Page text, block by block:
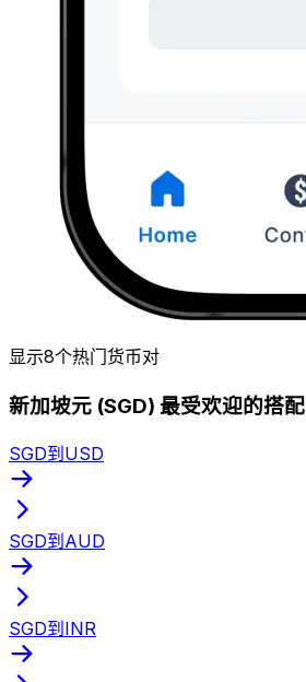
显示8个热门货币对
新加坡元 (SGD) 最受欢迎的搭配
SGD到USD
SGD到AUD
SGD到INR